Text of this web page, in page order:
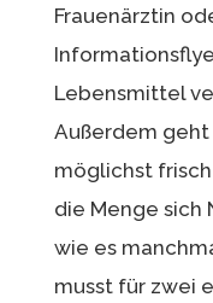
Frauenärztin
Lebensmittel
Außerdem geht
möglichst
die Menge sich
wie es
musst für zwei